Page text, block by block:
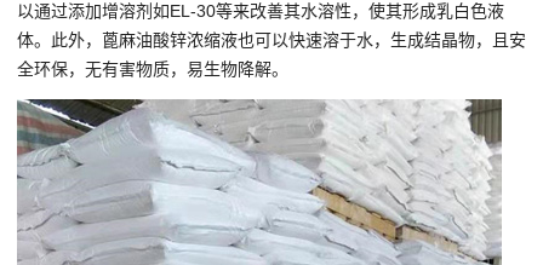
以通过添加增溶剂如EL-30等来改善其水溶性，使其形成乳白色液
体。此外，蓖麻油酸锌浓缩液也可以快速溶于水，生成结晶物，且安
全环保，无有害物质，易生物降解。‌